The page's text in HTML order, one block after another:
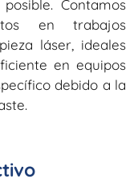
Contamos
en trabajos
láser, ideales
en equipos
debido a la